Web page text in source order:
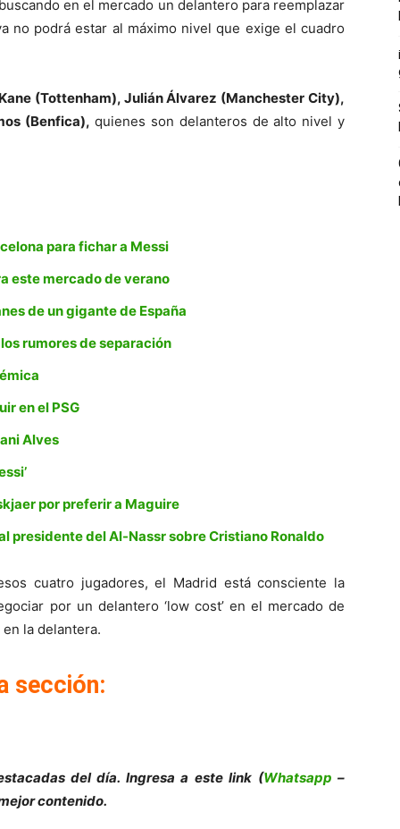
en el mercado un delantero para reemplazar
no podrá estar al máximo nivel que exige el cuadro
(Tottenham), Julián Álvarez (Manchester City),
(Benfica), quienes son delanteros de alto nivel y
para fichar a Messi
este mercado de verano
de un gigante de España
rumores de separación
en el PSG
Alves
por preferir a Maguire
presidente del Al-Nassr sobre Cristiano Ronaldo
cuatro jugadores, el Madrid está consciente la
por un delantero ‘low cost’ en el mercado de
la delantera.
sección:
del día. Ingresa a este link (Whatsapp –
contenido.